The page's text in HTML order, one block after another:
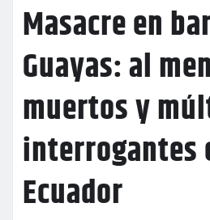
Masacre en
Guayas: al
muertos y
interrogantes
Ecuador